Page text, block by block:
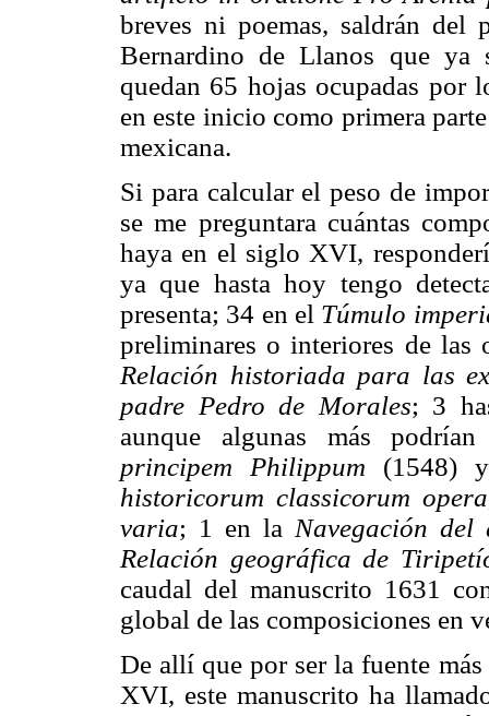
breves ni poemas, saldrán
Bernardino de Llanos que ya
quedan 65 hojas ocupadas por
en este inicio como primera
mexicana.
Si para calcular el peso de
se me preguntara cuántas
haya en el siglo XVI,
ya que hasta hoy tengo
presenta; 34 en el Túmulo
preliminares o interiores de
Relación historiada para las
padre Pedro de Morales; 3
aunque algunas más
principem Philippum (1548)
historicorum classicorum
varia; 1 en la Navegación del
Relación geográfica de
caudal del manuscrito 1631
global de las composiciones en
De allí que por ser la fuente
XVI, este manuscrito ha